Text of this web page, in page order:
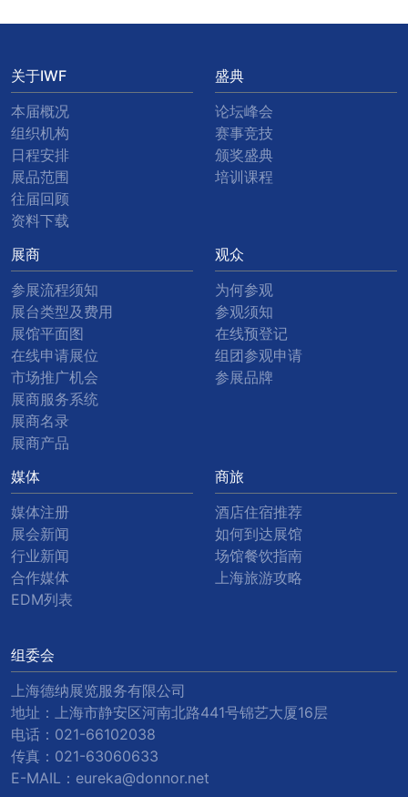
关于IWF
本届概况
组织机构
日程安排
展品范围
往届回顾
资料下载
盛典
论坛峰会
赛事竞技
颁奖盛典
培训课程
展商
参展流程须知
展台类型及费用
展馆平面图
在线申请展位
市场推广机会
展商服务系统
展商名录
展商产品
观众
为何参观
参观须知
在线预登记
组团参观申请
参展品牌
媒体
媒体注册
展会新闻
行业新闻
合作媒体
EDM列表
商旅
酒店住宿推荐
如何到达展馆
场馆餐饮指南
上海旅游攻略
组委会
上海德纳展览服务有限公司
地址：上海市静安区河南北路441号锦艺大厦16层
电话： 021-66102038
传真： 021-63060633
E-MAIL： eureka@donnor.net